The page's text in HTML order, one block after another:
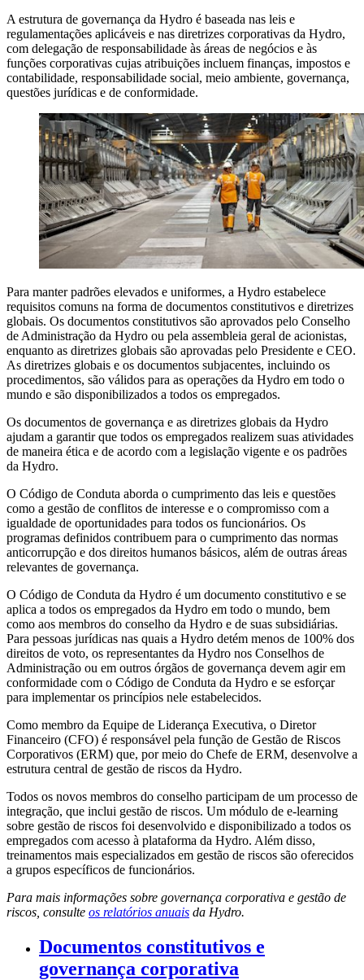
A estrutura de governança da Hydro é baseada nas leis e
regulamentações aplicáveis e nas diretrizes corporativas da Hydro,
com delegação de responsabilidade às áreas de negócios e às
funções corporativas cujas atribuições incluem finanças, impostos e
contabilidade, responsabilidade social, meio ambiente, governança,
questões jurídicas e de conformidade.
Para manter padrões elevados e uniformes, a Hydro estabelece
requisitos comuns na forma de documentos constitutivos e diretrizes
globais. Os documentos constitutivos são aprovados pelo Conselho
de Administração da Hydro ou pela assembleia geral de acionistas,
enquanto as diretrizes globais são aprovadas pelo Presidente e CEO.
As diretrizes globais e os documentos subjacentes, incluindo os
procedimentos, são válidos para as operações da Hydro em todo o
mundo e são disponibilizados a todos os empregados.
Os documentos de governança e as diretrizes globais da Hydro
ajudam a garantir que todos os empregados realizem suas atividades
de maneira ética e de acordo com a legislação vigente e os padrões
da Hydro.
O Código de Conduta aborda o cumprimento das leis e questões
como a gestão de conflitos de interesse e o compromisso com a
igualdade de oportunidades para todos os funcionários. Os
programas definidos contribuem para o cumprimento das normas
anticorrupção e dos direitos humanos básicos, além de outras áreas
relevantes de governança.
O Código de Conduta da Hydro é um documento constitutivo e se
aplica a todos os empregados da Hydro em todo o mundo, bem
como aos membros do conselho da Hydro e de suas subsidiárias.
Para pessoas jurídicas nas quais a Hydro detém menos de 100% dos
direitos de voto, os representantes da Hydro nos Conselhos de
Administração ou em outros órgãos de governança devem agir em
conformidade com o Código de Conduta da Hydro e se esforçar
para implementar os princípios nele estabelecidos.
Como membro da Equipe de Liderança Executiva, o Diretor
Financeiro (CFO) é responsável pela função de Gestão de Riscos
Corporativos (ERM) que, por meio do Chefe de ERM, desenvolve a
estrutura central de gestão de riscos da Hydro.
Todos os novos membros do conselho participam de um processo de
integração, que inclui gestão de riscos. Um módulo de e-learning
sobre gestão de riscos foi desenvolvido e disponibilizado a todos os
empregados com acesso à plataforma da Hydro. Além disso,
treinamentos mais especializados em gestão de riscos são oferecidos
a grupos específicos de funcionários.
Para mais informações sobre governança corporativa e gestão de
riscos, consulte os relatórios anuais da Hydro.
Documentos constitutivos e
governança corporativa